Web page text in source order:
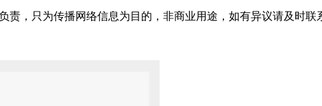
，只为传播网络信息为目的，非商业用途，如有异议请及时联